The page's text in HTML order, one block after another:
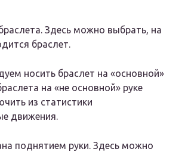
Здесь можно выбрать, на
браслет.
носить браслет на «основной»
на «не основной» руке
из статистики
движения.
поднятием руки. Здесь можно